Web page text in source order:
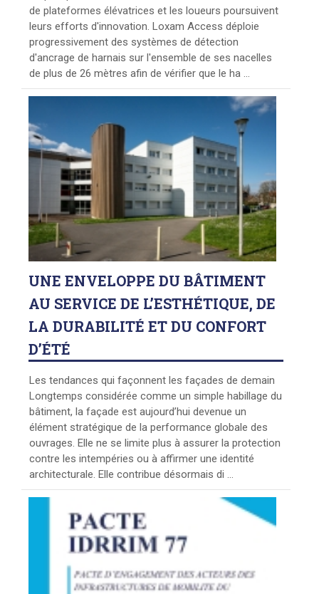
de plateformes élévatrices et les loueurs poursuivent
leurs efforts d'innovation. Loxam Access déploie
progressivement des systèmes de détection
d'ancrage de harnais sur l'ensemble de ses nacelles
de plus de 26 mètres afin de vérifier que le ha ...
UNE ENVELOPPE DU BÂTIMENT
AU SERVICE DE L’ESTHÉTIQUE, DE
LA DURABILITÉ ET DU CONFORT
D’ÉTÉ
Les tendances qui façonnent les façades de demain
Longtemps considérée comme un simple habillage du
bâtiment, la façade est aujourd’hui devenue un
élément stratégique de la performance globale des
ouvrages. Elle ne se limite plus à assurer la protection
contre les intempéries ou à affirmer une identité
architecturale. Elle contribue désormais di ...